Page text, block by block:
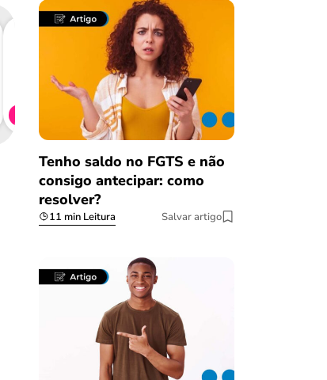
Salvar Ferramenta
Tenho saldo no FGTS e não
consigo antecipar: como
resolver?
11 min Leitura Salvar artigo